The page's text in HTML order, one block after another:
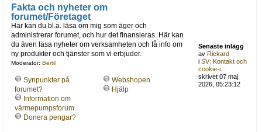
Fakta och nyheter om
forumet/Företaget
Här kan du bl.a. läsa om mig som äger och
administrerar forumet, och hur det finansieras. Här kan
du även läsa nyheter om verksamheten och få info om
ny produkter och tjänster som vi erbjuder.
Moderator: Bertil
Synpunkter på
forumet?
Information om
värmepumpsforum.
Donera pengar?
Webshopen
Hjälp
Senaste inlägg
avRickard
iSV: Kontakt och
cookie-i...
skrivet 07 maj
2026, 05:23:12